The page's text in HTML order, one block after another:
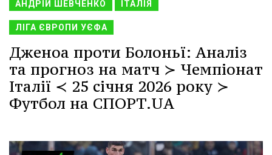
АНДРІЙ ШЕВЧЕНКО ІТАЛІЯ
ЛІГА ЄВРОПИ УЄФА
Дженоа проти Болоньї: Аналіз
та прогноз на матч ≻ Чемпіонат
Італії ≺ 25 січня 2026 року ≻
Футбол на СПОРТ.UA